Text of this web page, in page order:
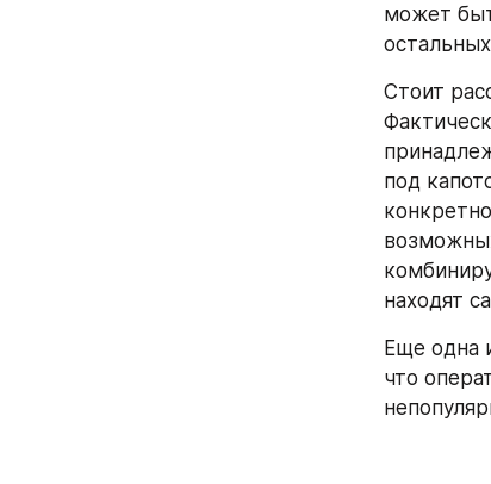
может
Стоит
под
находят
Еще одна
что